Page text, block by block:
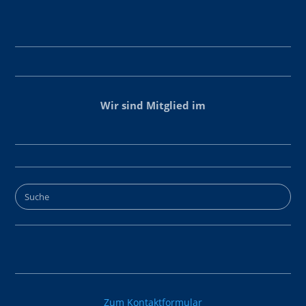
Wir sind Mitglied im
Zum Kontaktformular